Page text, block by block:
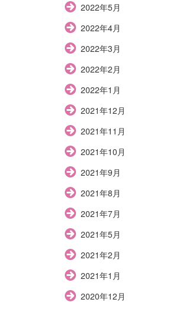
2022年5月
2022年4月
2022年3月
2022年2月
2022年1月
2021年12月
2021年11月
2021年10月
2021年9月
2021年8月
2021年7月
2021年5月
2021年2月
2021年1月
2020年12月